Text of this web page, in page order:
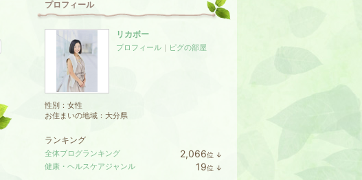
プロフィール
リカボー
プロフィール ｜ ピグの部屋
性別： 女性
お住まいの地域： 大分県
ランキング
全体ブログランキング 2,066位 ↓
健康・ヘルスケアジャンル 19位 ↓